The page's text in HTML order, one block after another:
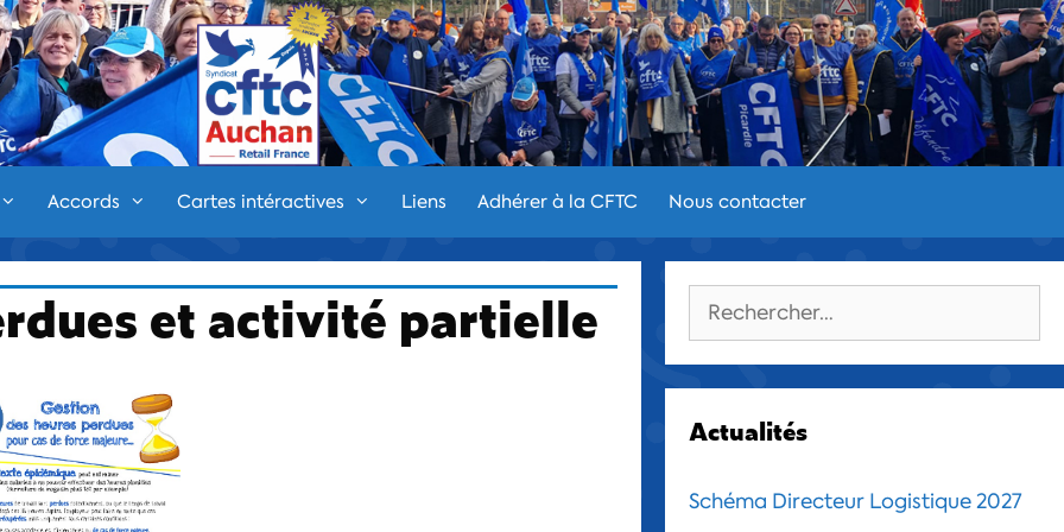
Accords Cartes intéractives Liens Adhérer à la CFTC Nous contacter
et activité partielle Rechercher :
Actualités
Schéma Directeur Logistique 2027